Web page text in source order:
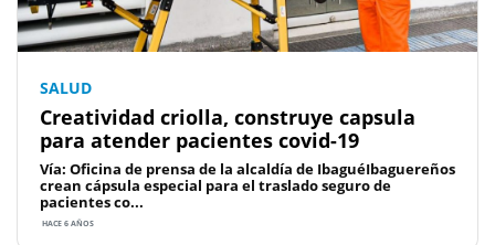
SALUD
Creatividad criolla, construye capsula
para atender pacientes covid-19
Vía: Oficina de prensa de la alcaldía de IbaguéIbaguereños
crean cápsula especial para el traslado seguro de
pacientes co...
HACE 6 AÑOS